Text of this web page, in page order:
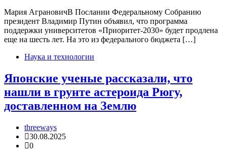
Мария АграновичВ Послании Федеральному Собранию
президент Владимир Путин объявил, что программа
поддержки университетов «Приоритет-2030» будет продлена
еще на шесть лет. На это из федерального бюджета […]
Наука и технологии
Японские ученые рассказали, что
нашли в грунте астероида Рюгу,
доставленном на Землю
threeways
30.08.2025
0